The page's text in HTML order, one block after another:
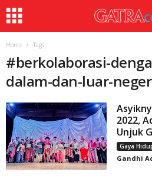
Home Tags
#berkolaborasi-
dalam-dan-luar-
2022,
Unjuk
Gaya
Gandhi